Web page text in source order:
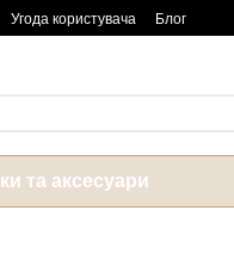
Угода користувача Блог
та аксесуари